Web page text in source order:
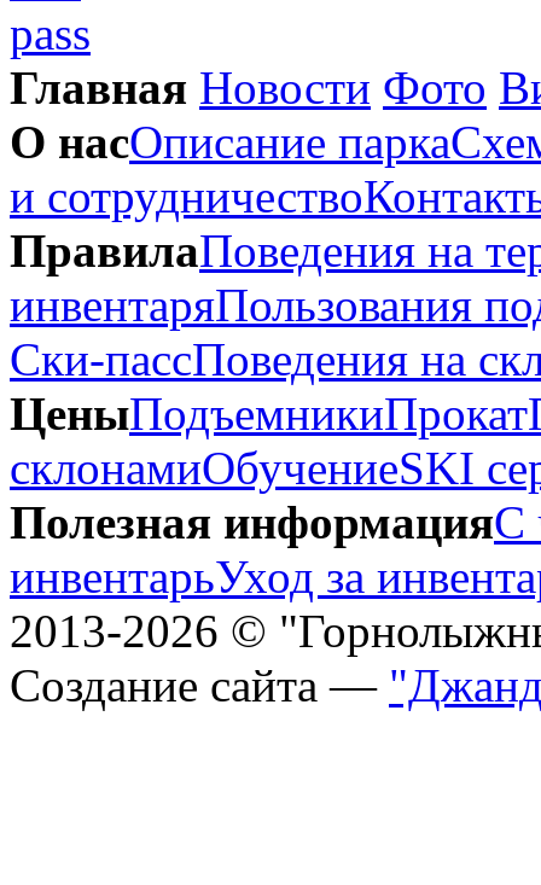
Главная Новости Фото
О насОписание парка
и сотрудничество
ПравилаПоведения на
инвентаряПользования
Ски-пассПоведения на
ЦеныПодъемникиПрокат
склонамиОбучениеSKI
Полезная информацияС
инвентарьУход за
2013-2026 ©
Создание сайта —